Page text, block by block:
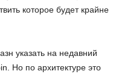
которое будет крайне
указать на недавний
Но по архитектуре это